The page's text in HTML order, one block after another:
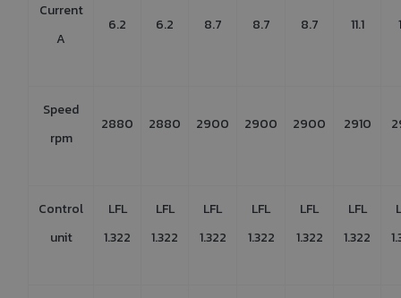
Current
A
6.2 6.2 8.7 8.7 8.7 11.1
Speed
rpm
2880 2880 2900 2900 2900 2910
Control
unit
LFL
1.322
LFL
1.322
LFL
1.322
LFL
1.322
LFL
1.322
LFL
1.322